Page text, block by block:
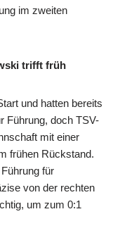
im zweiten
trifft früh
und hatten bereits
Führung, doch TSV-
mit einer
frühen Rückstand.
für
von der rechten
um zum 0:1